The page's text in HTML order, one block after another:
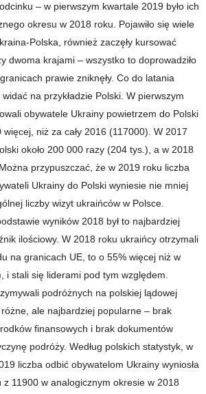
– w pierwszym kwartale 2019 było ich
okresu w 2018 roku. Pojawiło się wiele
Polska, również zaczęły kursować
dwoma krajami – wszystko to doprowadziło
prawie zniknęły. Co do latania
na przykładzie Polski. W pierwszym
obywatele Ukrainy powietrzem do Polski
niż za cały 2016 (117000). W 2017
około 200 000 razy (204 tys.), a w 2018
przypuszczać, że w 2019 roku liczba
Ukrainy do Polski wyniesie nie mniej
liczby wizyt ukraińców w Polsce.
wyników 2018 był to najbardziej
ilościowy. W 2018 roku ukraińcy otrzymali
na granicach UE, to o 55% więcej niż w
i stali się liderami pod tym względem.
podróżnych na polskiej lądowej
ale najbardziej popularne – brak
finansowych i brak dokumentów
podróży. Według polskich statystyk, w
liczba odbić obywatelom Ukrainy wyniosła
11900 w analogicznym okresie w 2018